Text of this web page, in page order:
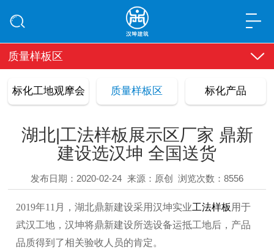
质量样板区
标化工地观摩会 质量样板区 标化产品
湖北|工法样板展示区厂家 鼎新
建设选汉坤 全国送货
发布日期：2020-02-24 来源：原创 浏览次数：8556
2019年11 月，湖北鼎新建设采用汉坤实业工法样板 用于
武汉工地，汉坤将鼎新建设所选设备运抵工地后，产品
品质得到了相关验收人员的肯定。